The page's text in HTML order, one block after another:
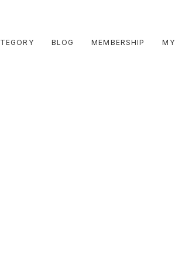
BLOG MEMBERSHIP